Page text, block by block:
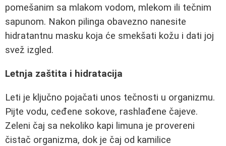
pomešanim sa mlakom vodom, mlekom ili tečnim
sapunom. Nakon pilinga obavezno nanesite
hidratantnu masku koja će smekšati kožu i dati joj
svež izgled.
Letnja zaštita i hidratacija
Leti je ključno pojačati unos tečnosti u organizmu.
Pijte vodu, ceđene sokove, rashlađene čajeve.
Zeleni čaj sa nekoliko kapi limuna je provereni
čistač organizma, dok je čaj od kamilice